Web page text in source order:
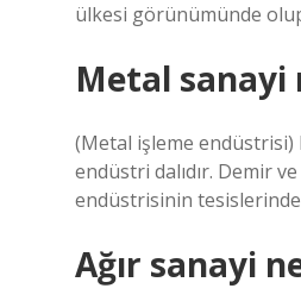
ülkesi görünümünde
Metal sanayi
(Metal işleme
endüstri dalıdır. Demir
endüstrisinin tesislerinde
Ağır sanayi